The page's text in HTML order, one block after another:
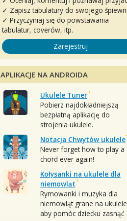
✓ Zapisz tabulatury do swojego
✓ Przyczyniaj się do powstawania
tabulatur, coverów, itp.
Zarejestruj
APLIKACJE NA ANDROIDA
Ukulele Tuner
Pobierz najdokładniejszą
bezpłatną aplikację do
strojenia ukulele.
Notacja Chwytów ukulele
Never forget how to play a
chord ever again!
Kołysanki na ukulele dla
niemowląt
Rymowanki i muzyka dla
niemowląt grane na
aby pomóc dziecku zasnąć